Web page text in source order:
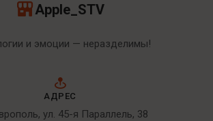
Apple_STV
и эмоции — неразделимы!
АДРЕС
ул. 45-я Параллель, 38